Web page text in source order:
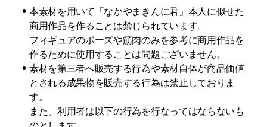
• 本素材を用いて「なかやまきんに君」本人に似せた
商用作品を作ることは禁じられています。
フィギュアのポーズや筋肉のみを参考に商用作品を
作るために使用することは問題ございません。
• 素材を第三者へ販売する行為や素材自体が商品価値
とされる成果物を販売する行為は禁止しておりま
す。
また、利用者は以下の行為を行なってはならないも